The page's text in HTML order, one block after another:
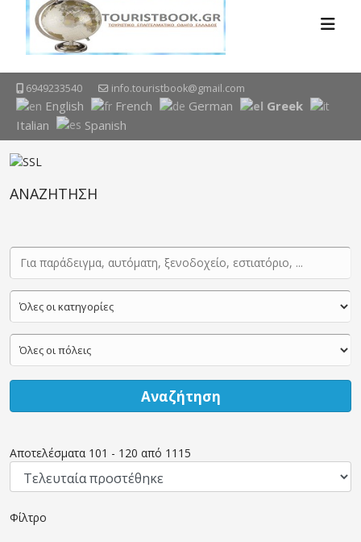
6949233540 info.touristbook@gmail.com
English French German
Greek
Italian
Spanish
ΑΝΑΖΗΤΗΣΗ
Αναζήτηση
Αποτελέσματα 101 - 120 από 1115
Φίλτρο